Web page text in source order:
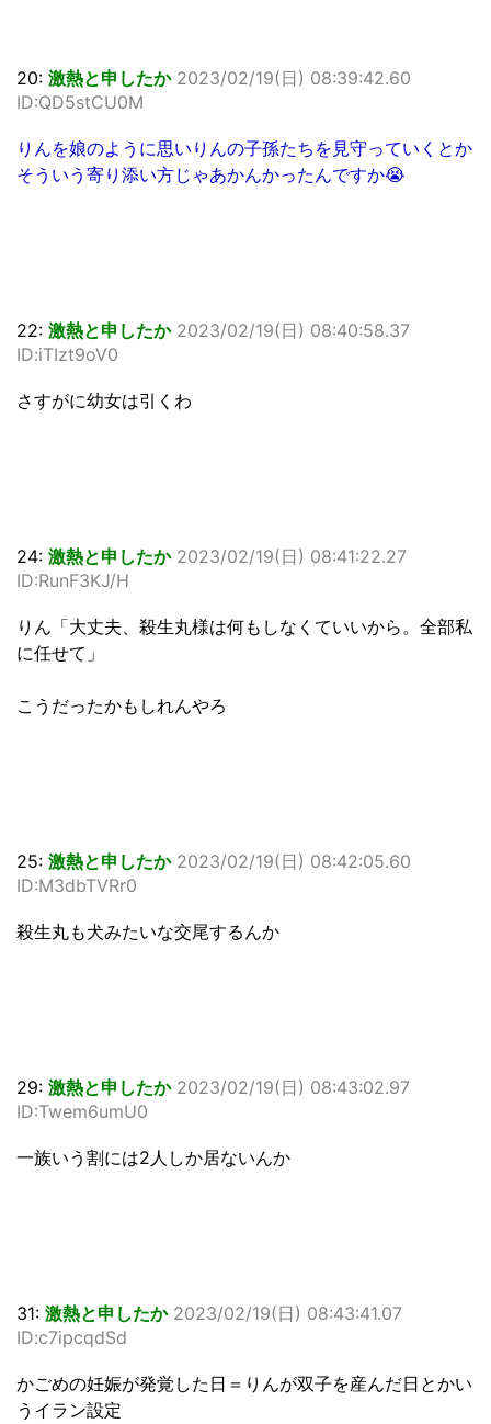
20: 激熱と申したか 2023/02/19(日) 08:39:42.60
ID:QD5stCU0M
りんを娘のように思いりんの子孫たちを見守っていくとか
そういう寄り添い方じゃあかんかったんですか😭
22: 激熱と申したか 2023/02/19(日) 08:40:58.37
ID:iTIzt9oV0
さすがに幼女は引くわ
24: 激熱と申したか 2023/02/19(日) 08:41:22.27
ID:RunF3KJ/H
りん「大丈夫、殺生丸様は何もしなくていいから。全部私
に任せて」
こうだったかもしれんやろ
25: 激熱と申したか 2023/02/19(日) 08:42:05.60
ID:M3dbTVRr0
殺生丸も犬みたいな交尾するんか
29: 激熱と申したか 2023/02/19(日) 08:43:02.97
ID:Twem6umU0
一族いう割には2人しか居ないんか
31: 激熱と申したか 2023/02/19(日) 08:43:41.07
ID:c7ipcqdSd
かごめの妊娠が発覚した日＝りんが双子を産んだ日とかい
うイラン設定